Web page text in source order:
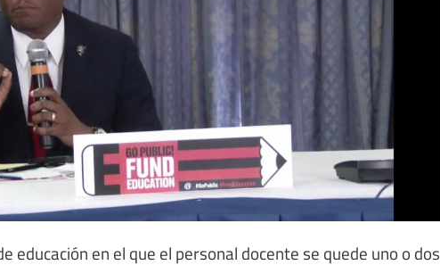
educación en el que el personal docente se quede uno o dos